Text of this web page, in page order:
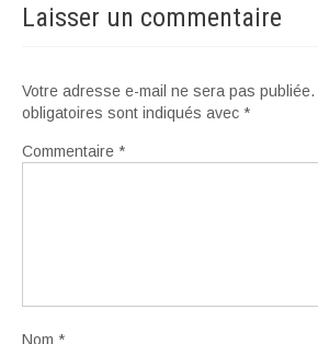
Laisser un commentaire
Votre adresse e-mail ne sera pas publiée.
obligatoires sont indiqués avec *
Commentaire *
Nom *